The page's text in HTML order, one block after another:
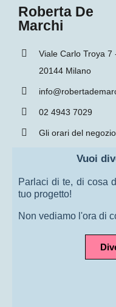
Roberta De
Marchi
Viale Carlo Troya 7
20144 Milano
02 4943 7029
Gli orari del negozio
Vuoi
Parlaci di te, di cosa
tuo progetto!
Non vediamo l'ora di